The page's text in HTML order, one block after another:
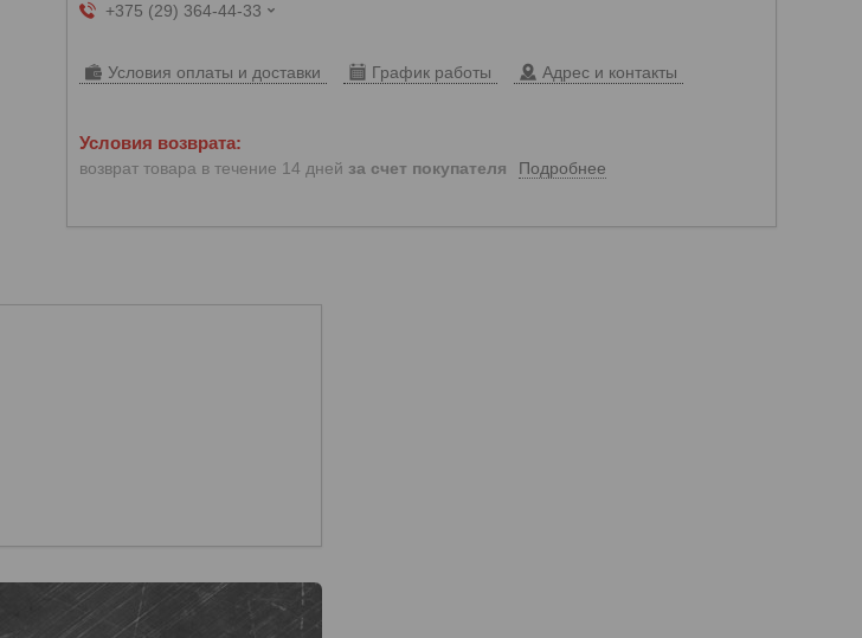
+375 (29) 364-44-33
Условия оплаты и доставки График работы Адрес и контакты
возврат товара в течение 14 дней за счет покупателя Подробнее